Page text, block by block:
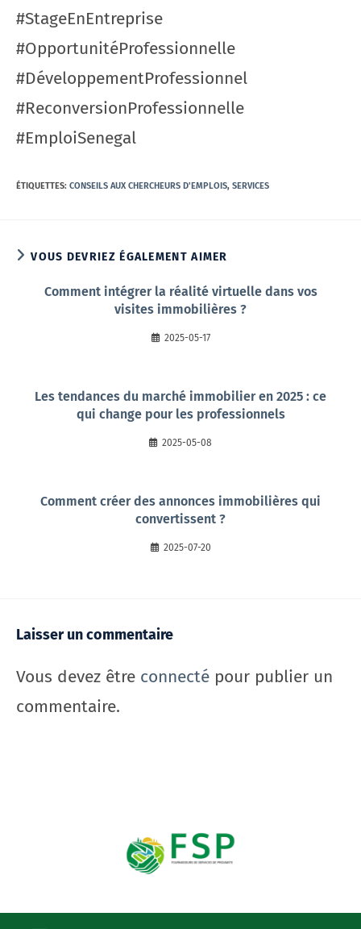
#StageEnEntreprise
#OpportunitéProfessionnelle
#DéveloppementProfessionnel
#ReconversionProfessionnelle
#EmploiSenegal
ÉTIQUETTES: CONSEILS AUX CHERCHEURS D'EMPLOIS, SERVICES
VOUS DEVRIEZ ÉGALEMENT AIMER
Comment intégrer la réalité virtuelle dans vos
visites immobilières ?
2025-05-17
Les tendances du marché immobilier en 2025 : ce
qui change pour les professionnels
2025-05-08
Comment créer des annonces immobilières qui
convertissent ?
2025-07-20
Laisser un commentaire
Vous devez être connecté pour publier un
commentaire.